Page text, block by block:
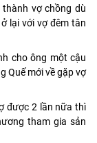
vợ chồng dù
lại với vợ đêm tân
cho ông một cậu
Quế mới về gặp vợ
được 2 lần nữa thì
tham gia sản